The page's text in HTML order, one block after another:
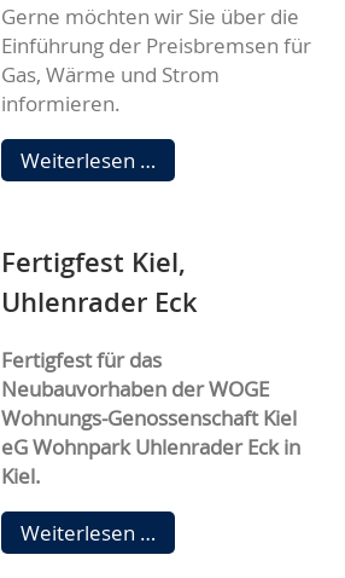
Gerne möchten wir Sie über die
Einführung der Preisbremsen für
Gas, Wärme und Strom
informieren.
Weiterlesen … Informationspflicht
nach
EWPBG
Fertigfest Kiel,
Uhlenrader Eck
Fertigfest für das
Neubauvorhaben der WOGE
Wohnungs-Genossenschaft Kiel
eGWohnpark Uhlenrader Eck in
Kiel.
Weiterlesen … Fertigfest
Kiel,